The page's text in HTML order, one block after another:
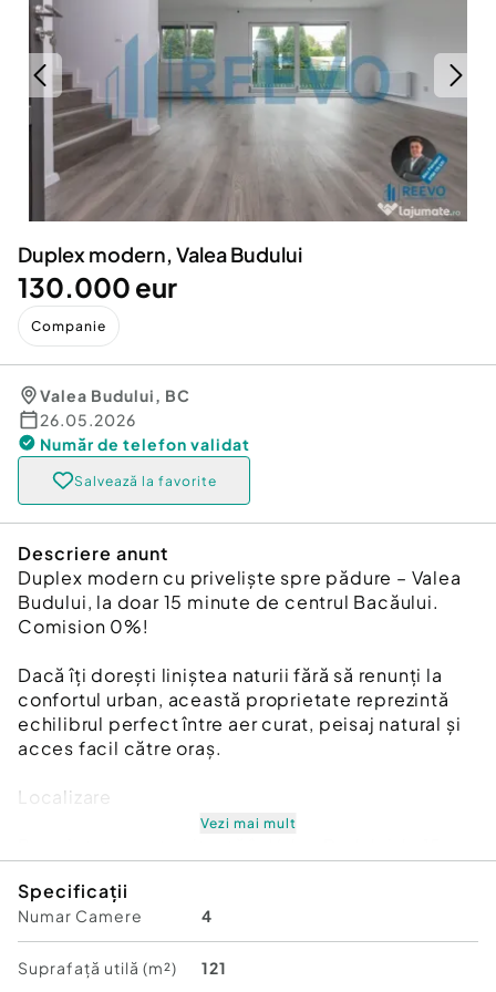
Servicii
Animale de companie
Afaceri și echipamente profesionale
Inchiriere Bunuri si Vehicule
Utilaje agricole si industriale
Piese auto si accesorii
Dacia Duster
Duplex modern, Valea Budului
130.000 eur
Companie
Valea Budului, BC
26.05.2026
Număr de telefon validat
Salvează la favorite
Descriere anunt
Duplex modern cu priveliște spre pădure – Valea
Budului, la doar 15 minute de centrul Bacăului.
Comision 0%!
Dacă îți dorești liniștea naturii fără să renunți la
confortul urban, această proprietate reprezintă
echilibrul perfect între aer curat, peisaj natural și
acces facil către oraș.
Localizare
acces ușor și vecinătate selectă.
Detalii tehnice
Vezi mai mult
Specificații
Numar Camere 4
Suprafață utilă (m²) 121